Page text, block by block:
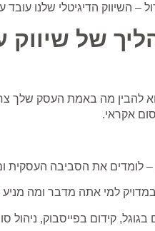
– השיווק הדיגיטלי שלנו עובד
של שיווק
להבין מה באמת העסק שלך
אקראי.
– לומדים את הסביבה העסקית
למי אתה מדבר ומה מניע
קידום בפייסבוק, ניהול